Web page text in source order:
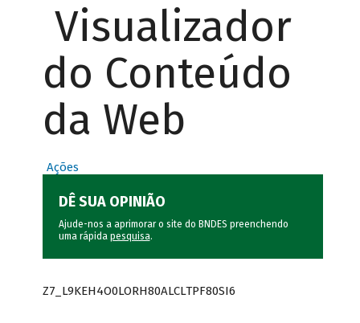
Visualizador
do Conteúdo
da Web
Ações
DÊ SUA OPINIÃO
Ajude-nos a aprimorar o site do BNDES preenchendo
uma rápida pesquisa.
Z7_L9KEH4O0LORH80ALCLTPF80SI6